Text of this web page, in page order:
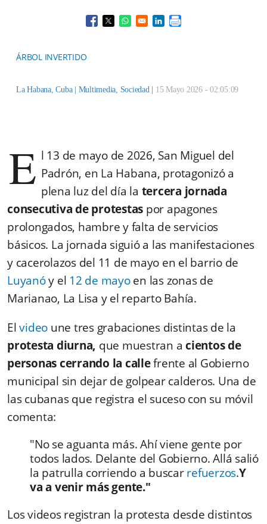
Opens in a new window
Opens in a new window
Opens in a new window
Opens in a new window
ÁRBOL INVERTIDO
Multimedia, Sociedad 15 Mayo 2026 - 02:05:09
E l 13 de mayo de 2026, San Miguel del
Padrón, en La Habana, protagonizó a
plena luz del día la tercera jornada
consecutiva de protestas por apagones
prolongados, hambre y falta de servicios
básicos. La jornada siguió a las manifestaciones
y cacerolazos del 11 de mayo en el barrio de
Luyanóy el 12 de mayoen las zonas de
Marianao, La Lisa y el reparto Bahía.
Elvideo une tres grabaciones distintas de la
protesta diurna, que muestran a cientos de
personas cerrando la callefrente al Gobierno
municipal sin dejar de golpear calderos. Una de
las cubanas que registra el suceso con su móvil
comenta:
"No se aguanta más. Ahí viene gente por
todos lados. Delante del Gobierno. Allá salió
la patrulla corriendo a buscarrefuerzos.Y
va a venir más gente."
Los videos registran la protesta desde distintos